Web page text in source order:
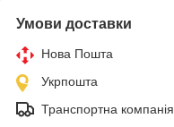
Умови доставки
Нова Пошта
Укрпошта
Транспортна компанія